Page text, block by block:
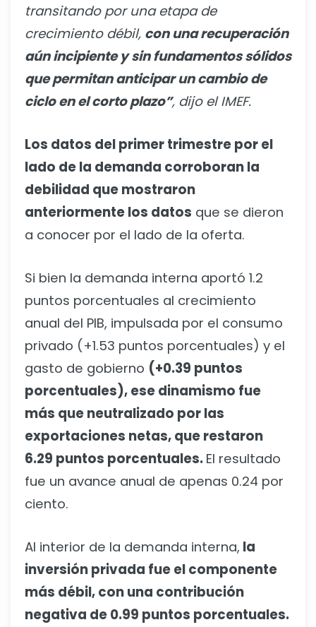
transitando por una etapa de
crecimiento débil, con una recuperación
aún incipiente y sin fundamentos sólidos
que permitan anticipar un cambio de
ciclo en el corto plazo”, dijo el IMEF.
Los datos del primer trimestre por el
lado de la demanda corroboran la
debilidad que mostraron
anteriormente los datos que se dieron
a conocer por el lado de la oferta.
Si bien la demanda interna aportó 1.2
puntos porcentuales al crecimiento
anual del PIB, impulsada por el consumo
privado (+1.53 puntos porcentuales) y el
gasto de gobierno (+0.39 puntos
porcentuales), ese dinamismo fue
más que neutralizado por las
exportaciones netas, que restaron
6.29 puntos porcentuales. El resultado
fue un avance anual de apenas 0.24 por
ciento.
Al interior de la demanda interna, la
inversión privada fue el componente
más débil, con una contribución
negativa de 0.99 puntos porcentuales.